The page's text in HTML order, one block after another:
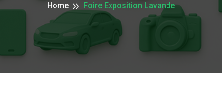
Home Foire Exposition Lavande